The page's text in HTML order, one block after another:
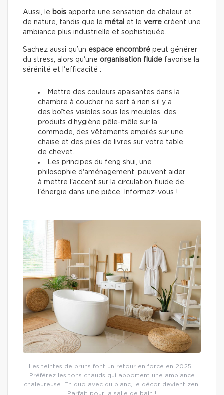
Aussi, le bois apporte une sensation de chaleur et
de nature, tandis que le métal et le verre créent une
ambiance plus industrielle et sophistiquée.
Sachez aussi qu’un espace encombré peut générer
du stress, alors qu'une organisation fluide favorise la
sérénité et l'efficacité :
Mettre des couleurs apaisantes dans la
chambre à coucher ne sert à rien s’il y a
des boîtes visibles sous les meubles, des
produits d’hygiène pêle-mêle sur la
commode, des vêtements empilés sur une
chaise et des piles de livres sur votre table
de chevet.
Les principes du feng shui, une
philosophie d'aménagement, peuvent aider
à mettre l'accent sur la circulation fluide de
l'énergie dans une pièce. Informez-vous !
Les teintes de bruns font un retour en force en 2025 !
Préférez les tons chauds qui apportent une ambiance
chaleureuse. En duo avec du blanc, le décor devient zen.
Parfait pour la salle de bain !